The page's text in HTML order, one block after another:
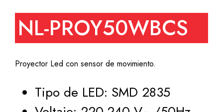
NL-PROY50WBCS
Proyector Led con sensor de movimiento.
Tipo de LED: SMD 2835